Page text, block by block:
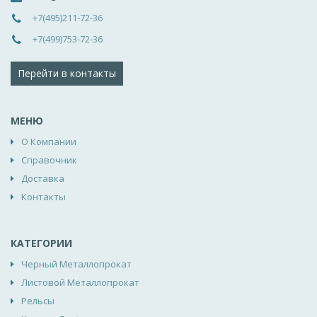
+7(495)211-72-36
+7(499)753-72-36
Перейти в контакты
МЕНЮ
О Компании
Справочник
Доставка
Контакты
КАТЕГОРИИ
Черный Металлопрокат
Листовой Металлопрокат
Рельсы